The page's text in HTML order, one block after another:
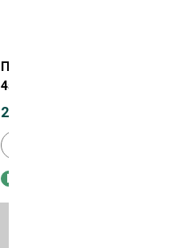
Палубная доска из
45х115х2000 мм сорт ВС
2 550